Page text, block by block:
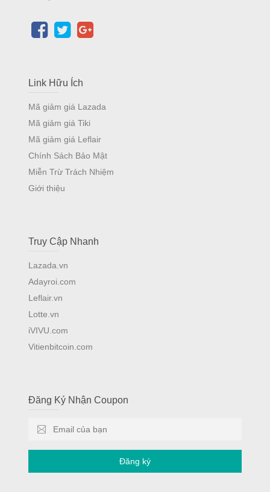
Link Hữu Ích
Mã giảm giá Lazada
Mã giảm giá Tiki
Mã giảm giá Leflair
Chính Sách Bảo Mật
Miễn Trừ Trách Nhiệm
Giới thiệu
Truy Cập Nhanh
Lazada.vn
Adayroi.com
Leflair.vn
Lotte.vn
iVIVU.com
Vitienbitcoin.com
Đăng Ký Nhận Coupon
Đăng ký